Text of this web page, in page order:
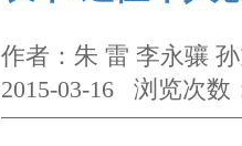
作者：朱 雷 李永骧
2015-03-16 浏览次数